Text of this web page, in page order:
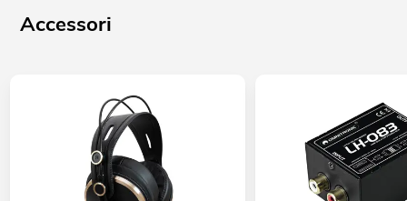
Accessori